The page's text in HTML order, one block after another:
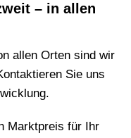
– in allen
allen Orten sind wir
Sie uns
Marktpreis für Ihr